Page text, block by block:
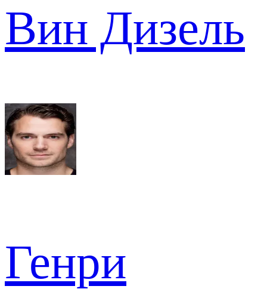
Вин Дизель
Генри